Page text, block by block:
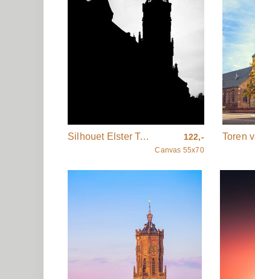
Silhouet Elster Toren 122,-
Canvas 55x70